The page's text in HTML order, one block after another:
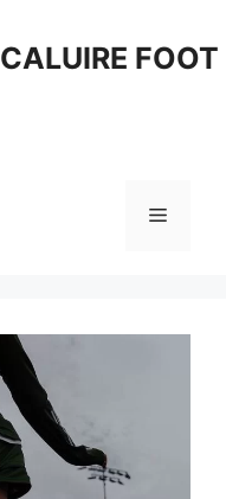
CALUIRE FOOT
Menu